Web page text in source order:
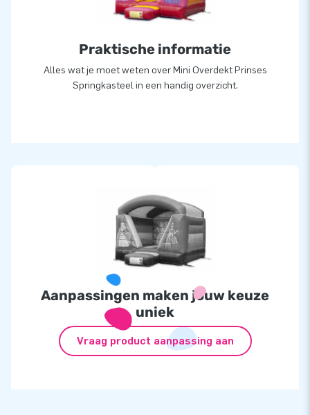
Praktische informatie
Alles wat je moet weten over Mini Overdekt Prinses
Springkasteel in een handig overzicht.
Aanpassingen maken jouw keuze
uniek
Vraag product aanpassing aan